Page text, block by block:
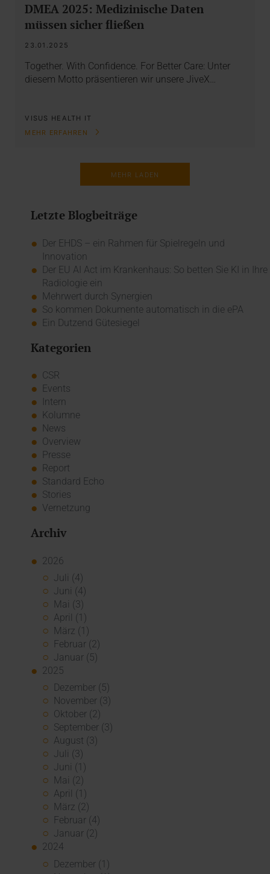
DMEA 2025: Medizinische Daten
müssen sicher fließen
23.01.2025
Together. With Confidence. For Better Care: Unter
diesem Motto präsentieren wir unsere JiveX…
VISUS HEALTH IT
MEHR ERFAHREN
MEHR LADEN
Letzte Blogbeiträge
Der EHDS – ein Rahmen für Spielregeln und
Innovation
Der EU AI Act im Krankenhaus: So betten Sie KI in Ihre
Radiologie ein
Mehrwert durch Synergien
So kommen Dokumente automatisch in die ePA
Ein Dutzend Gütesiegel
Kategorien
CSR
Events
Intern
Kolumne
News
Overview
Presse
Report
Standard Echo
Stories
Vernetzung
Archiv
2026
Juli (4)
Juni (4)
Mai (3)
April (1)
März (1)
Februar (2)
Januar (5)
2025
Dezember (5)
November (3)
Oktober (2)
September (3)
August (3)
Juli (3)
Juni (1)
Mai (2)
April (1)
März (2)
Februar (4)
Januar (2)
2024
Dezember (1)